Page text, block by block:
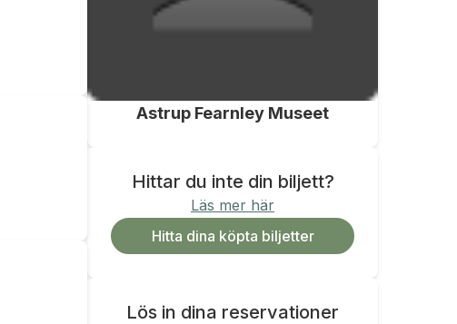
Astrup Fearnley Museet
Hittar du inte din biljett?
Läs mer här
Hitta dina köpta biljetter
Lös in dina reservationer